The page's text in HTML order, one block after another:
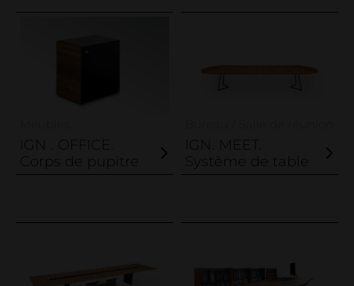
IGN . OFFICE.
Corps de pupitre
IGN. MEET.
Système de table